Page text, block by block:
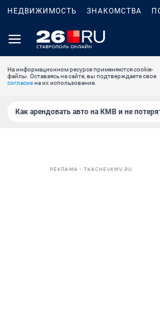
НЕДВИЖИМОСТЬ ЗНАКОМСТВА
На информационном ресурсе применяются cookie-
файлы. Оставаясь на сайте, вы подтверждаете свое
согласиена их использование.
Как арендовать авто на КМВ и не
РЕКЛАМА • TKACHEVKMV.RU